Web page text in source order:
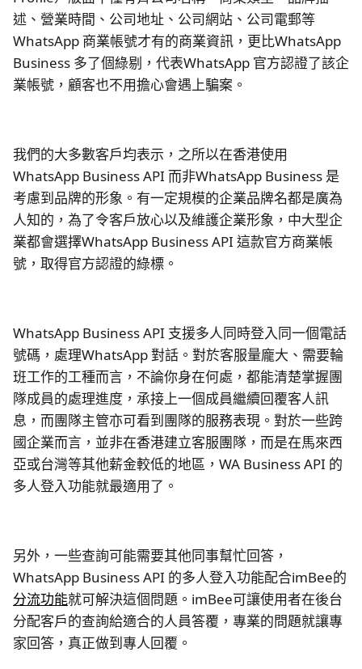
述、營業時間、公司地址、公司網站、公司電郵等
WhatsApp 商業帳號才有的商業資訊，更比WhatsApp
Business 多了個綠剔，代表WhatsApp 官方認證了該企
業帳號，顧客也不用擔心會遇上騙案。
我們的大多數客戶均表示，之所以在香港使用
WhatsApp Business API 而非WhatsApp Business 是
考慮到品牌的形象。有一定規模的企業品牌名都是廣為
人知的，為了令客戶放心以及維護企業形象，中大型企
業都會選擇WhatsApp Business API 這款官方商業帳
號，取得官方認證的綠標。
WhatsApp Business API 支援多人同時登入同一個電話
號碼，處理WhatsApp 對話。對於客服量龐大、需要輪
班工作的工種而言，不論你身在何處，都能清楚掌握團
隊成員的處理進度，承接上一個成員繼續回覆客人訊
息，而團隊主管亦可看到團隊的服務表現。對於一些跨
國企業而言，並非在香港建立客服團隊，而是在馬來西
亞或台灣等其他薪金較低的地區，WA Business API 的
多人登入功能就最適用了。
另外，一些查詢可能需要其他同事幫忙回答，
WhatsApp Business API 的多人登入功能配合imBee的
分流功能就可解決這個問題。imBee可讓使用者在後台
分配客戶的查詢給適合的人員答覆，專業的問題就讓專
家回答，真正做到專人回覆。